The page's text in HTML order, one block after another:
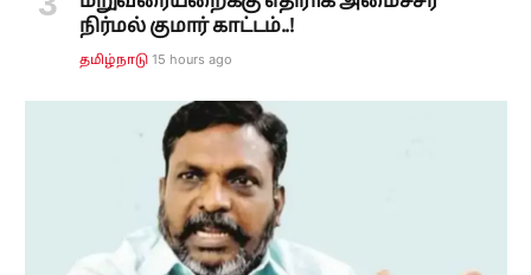
நிர்மல் குமார் காட்டம்..!
தமிழ்நாடு 15 hours ago